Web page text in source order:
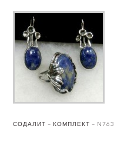
СОДАЛИТ – КОМПЛЕКТ – N763